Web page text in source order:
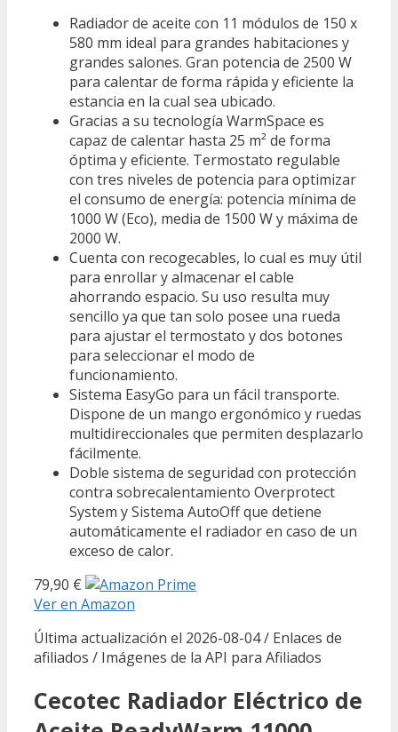
Radiador de aceite con 11 módulos de 150 x
580 mm ideal para grandes habitaciones y
grandes salones. Gran potencia de 2500 W
para calentar de forma rápida y eficiente la
estancia en la cual sea ubicado.
Gracias a su tecnología WarmSpace es
capaz de calentar hasta 25 m² de forma
óptima y eficiente. Termostato regulable
con tres niveles de potencia para optimizar
el consumo de energía: potencia mínima de
1000 W (Eco), media de 1500 W y máxima de
2000 W.
Cuenta con recogecables, lo cual es muy útil
para enrollar y almacenar el cable
ahorrando espacio. Su uso resulta muy
sencillo ya que tan solo posee una rueda
para ajustar el termostato y dos botones
para seleccionar el modo de
funcionamiento.
Sistema EasyGo para un fácil transporte.
Dispone de un mango ergonómico y ruedas
multidireccionales que permiten desplazarlo
fácilmente.
Doble sistema de seguridad con protección
contra sobrecalentamiento Overprotect
System y Sistema AutoOff que detiene
automáticamente el radiador en caso de un
exceso de calor.
79,90 €
Ver en Amazon
Última actualización el 2026-08-04 / Enlaces de
afiliados / Imágenes de la API para Afiliados
Cecotec Radiador Eléctrico de